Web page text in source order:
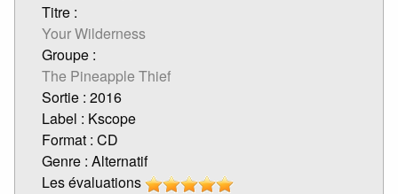
Titre :
Your Wilderness
Groupe :
The Pineapple Thief
Sortie : 2016
Label : Kscope
Format : CD
Genre : Alternatif
Les évaluations